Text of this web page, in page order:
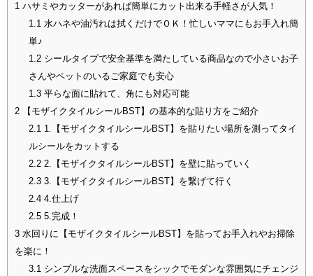
1 ハサミやカッターがあれば簡単にカット出来る手軽さが人気！
1.1水ハネや油汚れは拭くだけでＯＫ！忙しいママにもお手入れ簡
単♪
1.2シールタイプで安全基準を満たしている商品なので小さいお子
さんやペットのいるご家庭でも安心
1.3平らな面に貼れて、角にも対応可能
2 【モザイクタイルシールBST】の基本的な貼り方をご紹介
2.11.【モザイクタイルシールBST】を貼りたい場所を測ってタイ
ルシールをカットする
2.22.【モザイクタイルシールBST】を壁に貼っていく
2.33.【モザイクタイルシールBST】を繋げて行く
2.44.仕上げ
2.55.完成！
3 水回りに【モザイクタイルシールBST】を貼ってお手入れやお掃除
を楽に！
3.1シンプルな洗面スペースをシックでモダンな雰囲気にチェンジ